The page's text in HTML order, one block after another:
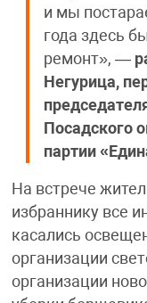
и мы
года здесь
ремонт», —
Негурица,
Посадского
партии
На встрече
избраннику все
касались
организации
организации